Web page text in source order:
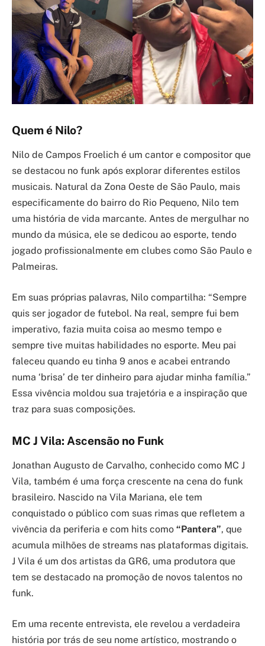
Quem é Nilo?
Nilo de Campos Froelich é um cantor e compositor que
se destacou no funk após explorar diferentes estilos
musicais. Natural da Zona Oeste de São Paulo, mais
especificamente do bairro do Rio Pequeno, Nilo tem
uma história de vida marcante. Antes de mergulhar no
mundo da música, ele se dedicou ao esporte, tendo
jogado profissionalmente em clubes como São Paulo e
Palmeiras.
Em suas próprias palavras, Nilo compartilha: “Sempre
quis ser jogador de futebol. Na real, sempre fui bem
imperativo, fazia muita coisa ao mesmo tempo e
sempre tive muitas habilidades no esporte. Meu pai
faleceu quando eu tinha 9 anos e acabei entrando
numa ‘brisa’ de ter dinheiro para ajudar minha família.”
Essa vivência moldou sua trajetória e a inspiração que
traz para suas composições.
MC J Vila: Ascensão no Funk
Jonathan Augusto de Carvalho, conhecido como MC J
Vila, também é uma força crescente na cena do funk
brasileiro. Nascido na Vila Mariana, ele tem
conquistado o público com suas rimas que refletem a
vivência da periferia e com hits como “Pantera”, que
acumula milhões de streams nas plataformas digitais.
J Vila é um dos artistas da GR6, uma produtora que
tem se destacado na promoção de novos talentos no
funk.
Em uma recente entrevista, ele revelou a verdadeira
história por trás de seu nome artístico, mostrando o